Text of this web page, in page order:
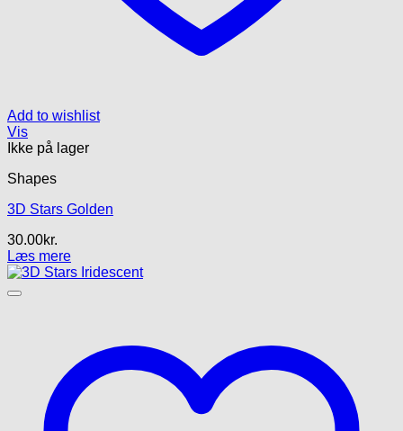
Add to wishlist
Vis
Ikke på lager
Shapes
3D Stars Golden
30.00kr.
Læs mere